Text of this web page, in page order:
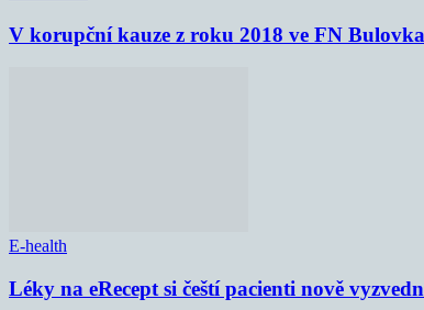
V korupční kauze z roku 2018 ve FN
E-health
Léky na eRecept si čeští pacienti nově